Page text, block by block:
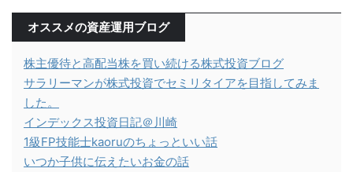
オススメの資産運用ブログ
株主優待と高配当株を買い続ける株式投資ブログ
サラリーマンが株式投資でセミリタイアを目指してみま
した。
インデックス投資日記＠川崎
1級FP技能士kaoruのちょっといい話
いつか子供に伝えたいお金の話